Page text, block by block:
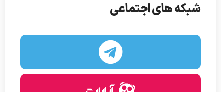
شبکه های اجتماعی